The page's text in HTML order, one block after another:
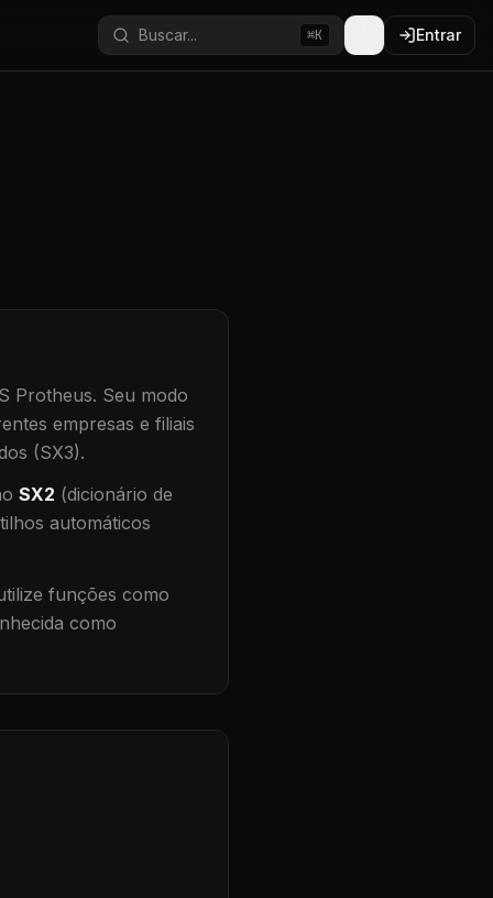
Buscar... ⌘K Entrar
Protheus. Seu modo
empresas e filiais
(SX3).
SX2 (dicionário de
automáticos
funções como
como